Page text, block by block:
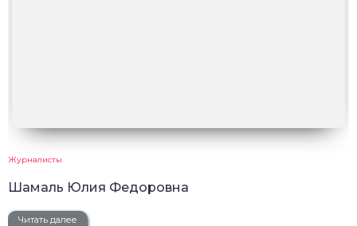
Журналисты
Шамаль Юлия Федоровна
Читать далее